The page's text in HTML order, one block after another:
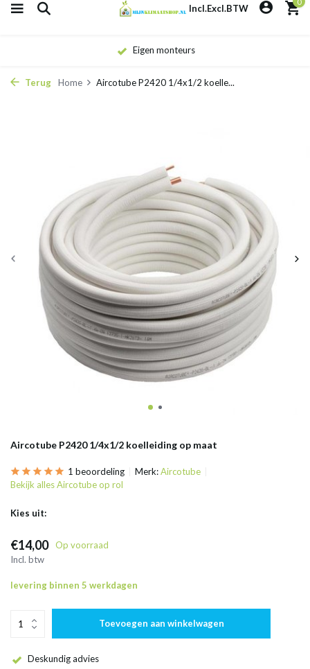
Incl.Excl.BTW
Eigen monteurs
Terug Home Aircotube P2420 1/4x1/2 koelle...
Aircotube P2420 1/4x1/2 koelleiding op maat
1 beoordeling Merk:Aircotube
Bekijk alles Aircotube op rol
Kies uit:
€14,00
Op voorraad
Incl. btw
levering binnen 5 werkdagen
Toevoegen aan winkelwagen
Deskundig advies